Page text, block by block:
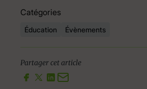
Catégories
Éducation Évènements
Partager cet article